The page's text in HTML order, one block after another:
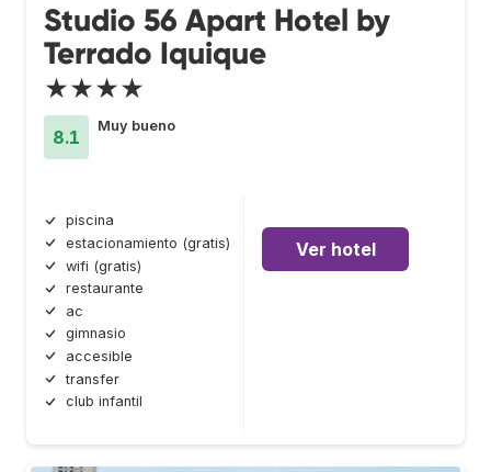
Studio 56 Apart Hotel by
Terrado Iquique
★★★★
8.1
Muy bueno
piscina
estacionamiento (gratis)
wifi (gratis)
restaurante
ac
gimnasio
accesible
transfer
club infantil
Ver hotel